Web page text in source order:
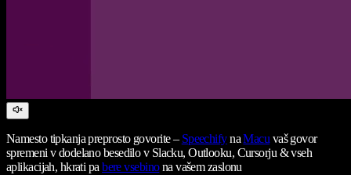
Namesto tipkanja preprosto govorite – SpeechifynaMacu vaš govor
spremeni v dodelano besedilo v Slacku, Outlooku, Cursorju & vseh
aplikacijah, hkrati pabere vsebinona vašem zaslonu